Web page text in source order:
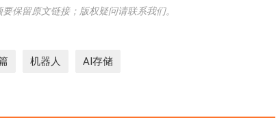
保留原文链接；版权疑问请联系我们。
机器人 AI存储